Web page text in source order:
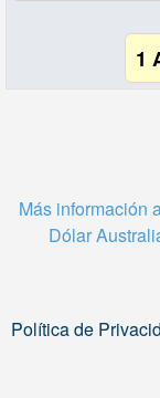
1
Más información
Dólar
Política de